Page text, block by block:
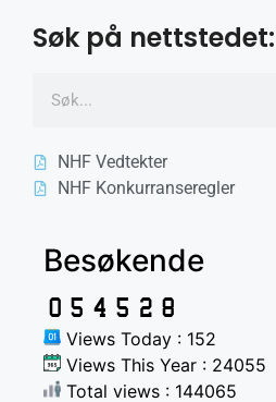
Søk på nettstedet:
NHF Vedtekter
NHF Konkurranseregler
Besøkende
Views Today : 152
Views This Year : 24055
Total views : 144065